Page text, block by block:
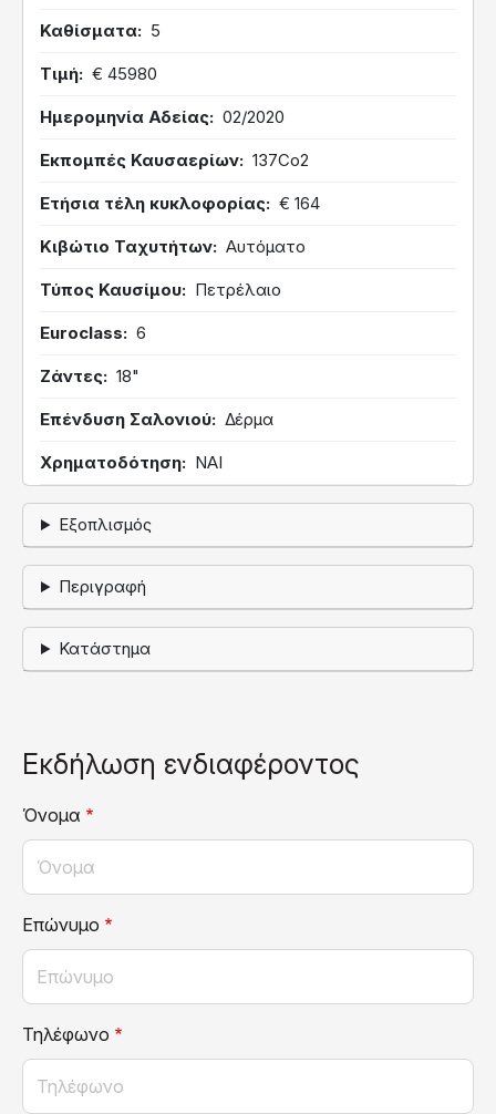
Καθίσματα 5
Τιμή € 45980
Ημερομηνία Αδείας 02/2020
Εκπομπές Καυσαερίων 137Co2
Ετήσια τέλη κυκλοφορίας € 164
Κιβώτιο Ταχυτήτων Αυτόματο
Τύπος Καυσίμου Πετρέλαιο
Euroclass 6
Ζάντες 18"
Επένδυση Σαλονιού Δέρμα
Χρηματοδότηση ΝΑΙ
Εξοπλισμός
Περιγραφή
Κατάστημα
Εκδήλωση ενδιαφέροντος
Όνομα
Επώνυμο
Τηλέφωνο